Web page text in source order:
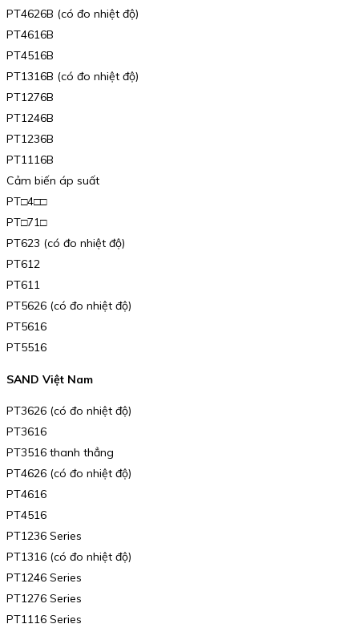
PT4626B (có đo nhiệt độ)
PT4616B
PT4516B
PT1316B (có đo nhiệt độ)
PT1276B
PT1246B
PT1236B
PT1116B
Cảm biến áp suất
PT□4□□
PT□71□
PT623 (có đo nhiệt độ)
PT612
PT611
PT5626 (có đo nhiệt độ)
PT5616
PT5516
SAND Việt Nam
PT3626 (có đo nhiệt độ)
PT3616
PT3516 thanh thẳng
PT4626 (có đo nhiệt độ)
PT4616
PT4516
PT1236 Series
PT1316 (có đo nhiệt độ)
PT1246 Series
PT1276 Series
PT1116 Series